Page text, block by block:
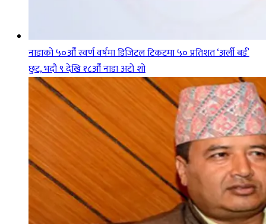
नाडाको ५०औँ स्वर्ण वर्षमा डिजिटल टिकटमा ५० प्रतिशत ‘अर्ली बर्ड’
छुट, भदौ ९ देखि १८औँ नाडा अटो शो